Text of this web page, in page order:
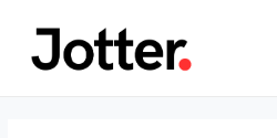
content
navigation